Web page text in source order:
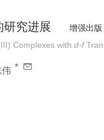
研究进展
增强出版
Complexes with d-f
伟 *